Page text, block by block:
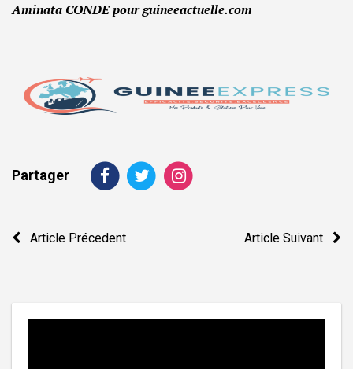
Aminata CONDE pour guineeactuelle.com
Partager
Navigation
Article Précedent Article Suivant